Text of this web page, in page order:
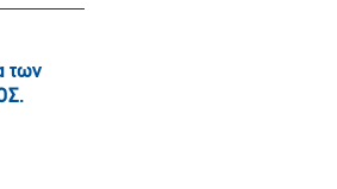
των